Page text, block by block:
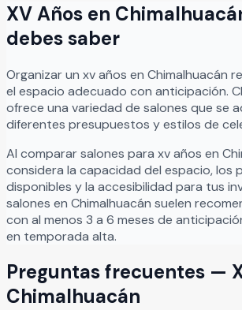
XV Años en
debes saber
Organizarun xv años en Chimalhuacán
el espacio adecuado con anticipación.
ofrece una variedad de salones que se
diferentes presupuestos y estilos de
Al comparar salones para xv años en
considera la capacidad del espacio, los
disponibles y la accesibilidad para tus
salones en Chimalhuacán suelen
con al menos 3 a 6 meses de
en temporada alta.
Preguntas frecuentes —
Chimalhuacán